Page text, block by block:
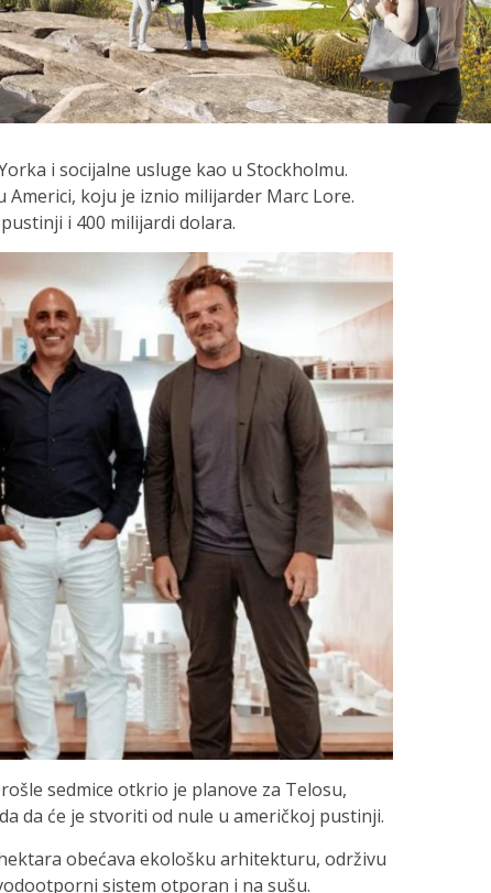
i socijalne usluge kao u Stockholmu.
Americi, koju je iznio milijarder Marc Lore.
i 400 milijardi dolara.
sedmice otkrio je planove za Telosu,
da će je stvoriti od nule u američkoj pustinji.
obećava ekološku arhitekturu, održivu
sistem otporan i na sušu.